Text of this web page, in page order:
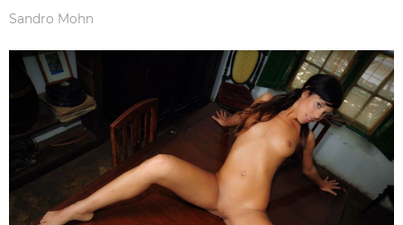
Sandro Mohn